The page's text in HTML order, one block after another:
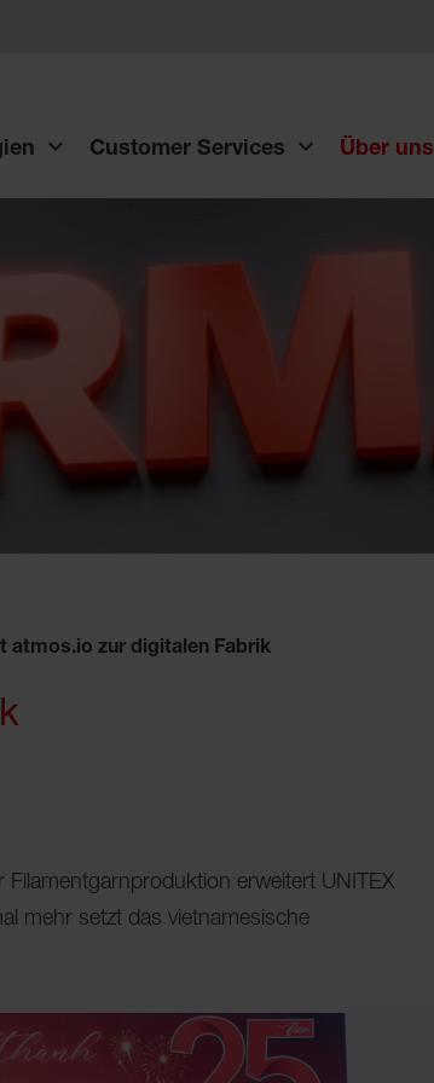
Customer Services Über uns
atmos.io zur digitalen Fabrik
erweitert UNITEX
mehr setzt das vietnamesische